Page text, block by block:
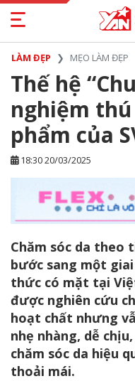
LÀM ĐẸP MẸO LÀM ĐẸP
Thế hệ
nghiệm
phẩm của
18:30 20/03/2025
Chăm sóc da theo
bước sang một
thức có mặt tại
được nghiên cứu
hoạt chất nhưng
nhẹ nhàng, dễ
chăm sóc da hiệu
thoải mái.